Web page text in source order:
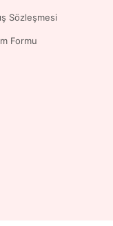
Sözleşmesi
Formu